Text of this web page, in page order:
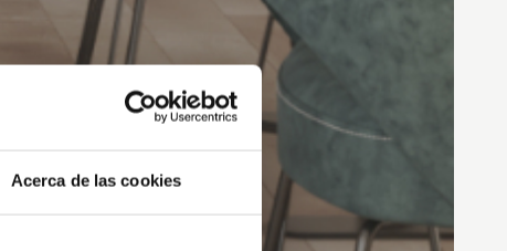
Acerca de las cookies